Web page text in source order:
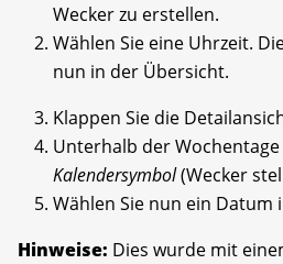
Wecker zu erstellen.
Wählen Sie eine Uhrzeit.
nun in der Übersicht.
Klappen Sie die
Unterhalb der Wochentage
Kalendersymbol(Wecker
Wählen Sie nun ein Datum
Hinweise: Dies wurde mit